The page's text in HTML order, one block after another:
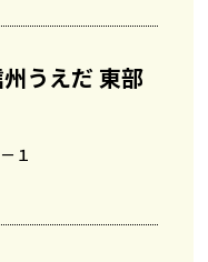
うえだ 東部
１